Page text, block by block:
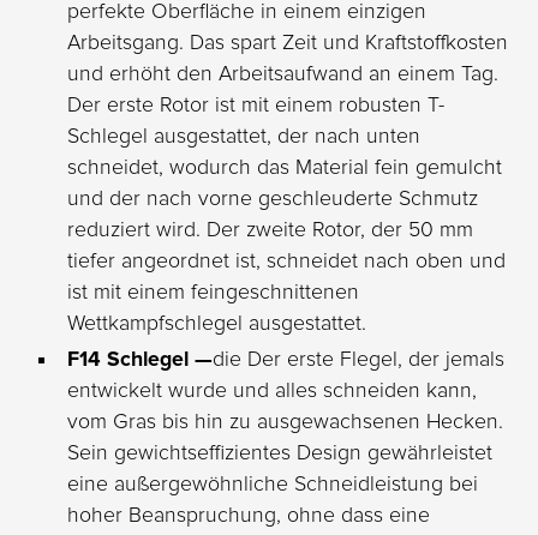
perfekte Oberfläche in einem einzigen
Arbeitsgang. Das spart Zeit und Kraftstoffkosten
und erhöht den Arbeitsaufwand an einem Tag.
Der erste Rotor ist mit einem robusten T-
Schlegel ausgestattet, der nach unten
schneidet, wodurch das Material fein gemulcht
und der nach vorne geschleuderte Schmutz
reduziert wird. Der zweite Rotor, der 50 mm
tiefer angeordnet ist, schneidet nach oben und
ist mit einem feingeschnittenen
Wettkampfschlegel ausgestattet.
F14 Schlegel —die Der erste Flegel, der jemals
entwickelt wurde und alles schneiden kann,
vom Gras bis hin zu ausgewachsenen Hecken.
Sein gewichtseffizientes Design gewährleistet
eine außergewöhnliche Schneidleistung bei
hoher Beanspruchung, ohne dass eine